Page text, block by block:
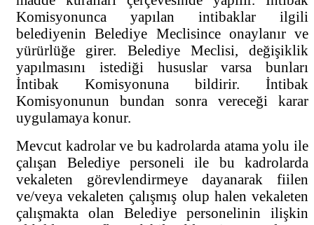
Komisyonunca yapılan intibaklar ilgili
belediyenin Belediye Meclisince onaylanır ve
yürürlüğe girer. Belediye Meclisi, değişiklik
yapılmasını istediği hususlar varsa bunları
İntibak Komisyonuna bildirir. İntibak
Komisyonunun bundan sonra vereceği karar
uygulamaya konur.
Mevcut kadrolar ve bu kadrolarda atama yolu ile
çalışan Belediye personeli ile bu kadrolarda
vekaleten görevlendirmeye dayanarak fiilen
ve/veya vekaleten çalışmış olup halen vekaleten
çalışmakta olan Belediye personelinin ilişkin